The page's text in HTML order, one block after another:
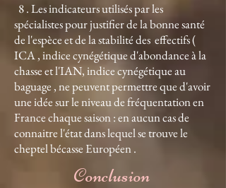
8 . Les indicateurs utilisés par les
spécialistes pour justifier de la bonne santé
de l'espèce et de la stabilité des effectifs (
ICA , indice cynégétique d'abondance à la
chasse et l'IAN, indice cynégétique au
baguage , ne peuvent permettre que d'avoir
une idée sur le niveau de fréquentation en
France chaque saison : en aucun cas de
connaitre l'état dans lequel se trouve le
cheptel bécasse Européen .
Conclusion